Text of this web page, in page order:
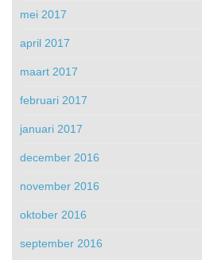
mei 2017
april 2017
maart 2017
februari 2017
januari 2017
december 2016
november 2016
oktober 2016
september 2016